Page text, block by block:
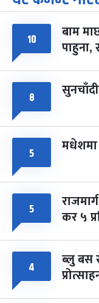
आइत चैत्र ७, २०८३-
८ फागुपूर्णिमा
चैत्र ८, २०८३-
१० बाम
पाहुना,
८
५ मधेशमा
५ कर ५
४ ब्लु बस